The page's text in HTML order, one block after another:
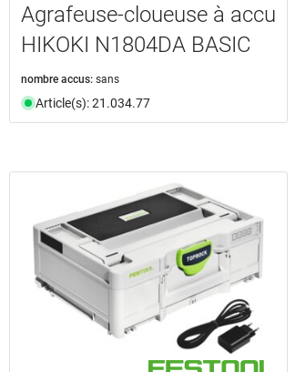
Agrafeuse-cloueuse à accu
HIKOKI N1804DA BASIC
nombre accus: sans
Article(s): 21.034.77